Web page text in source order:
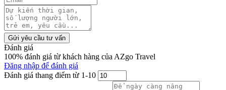
Gửi yêu cầu tư vấn
Đánh giá
100% đánh giá từ khách hàng của AZgo Travel
Đăng nhập để đánh giá
Đánh giá thang điểm từ 1-10